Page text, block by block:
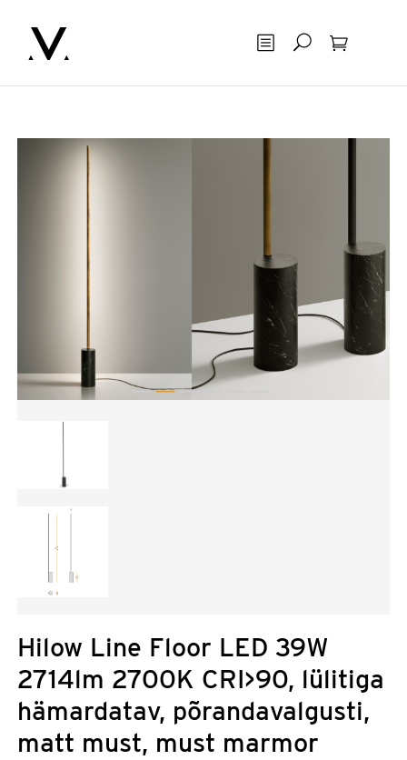
OtsingOstukorv
Hilow Line Floor LED 39W
2714lm 2700K CRI>90, lülitiga
hämardatav, põrandavalgusti,
matt must, must marmor